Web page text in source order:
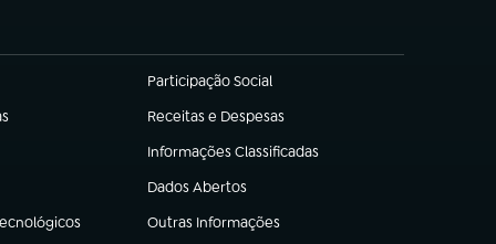
Participação Social
(abre em nova aba)
Receitas e Despesas
(abre em nova aba)
Informações Classificadas
(abre em nova aba)
Dados Abertos
(abre em nova aba)
Outras Informações
(abre em nova aba)